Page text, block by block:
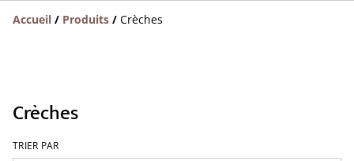
Accueil / Produits / Crèches
Crèches
TRIER PAR